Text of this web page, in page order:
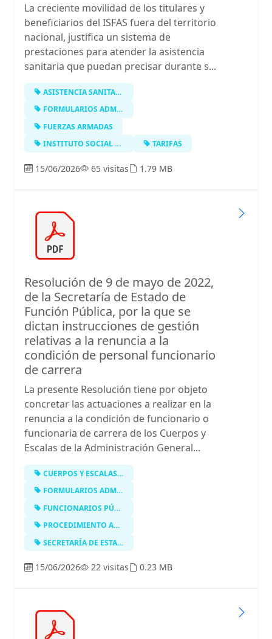
La creciente movilidad de los titulares y
beneficiarios del ISFAS fuera del territorio
nacional, justifica un sistema de
prestaciones para atender la asistencia
sanitaria que puedan precisar durante s...
ASISTENCIA SANITARIA
FORMULARIOS ADMINISTRATIVOS
FUERZAS ARMADAS
INSTITUTO SOCIAL DE LAS FUERZAS ARM…
TARIFAS
15/06/2026 65 visitas 1.79 MB
Resolución de 9 de mayo de 2022,
de la Secretaría de Estado de
Función Pública, por la que se
dictan instrucciones de gestión
relativas a la renuncia a la
condición de personal funcionario
de carrera
La presente Resolución tiene por objeto
concretar las actuaciones a realizar en la
renuncia a la condición de funcionario o
funcionaria de carrera de los Cuerpos y
Escalas de la Administración General...
CUERPOS Y ESCALAS DE LA ADMINISTRAC…
FORMULARIOS ADMINISTRATIVOS
FUNCIONARIOS PÚBLICOS
PROCEDIMIENTO ADMINISTRATIVO
SECRETARÍA DE ESTADO DE FUNCIÓN PÚB…
15/06/2026 22 visitas 0.23 MB